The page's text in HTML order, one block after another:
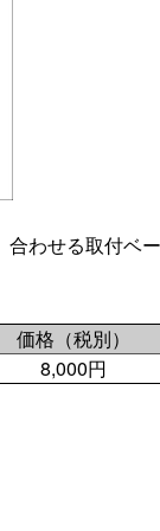
わせる取付ベ
価格（税別）
8,000円